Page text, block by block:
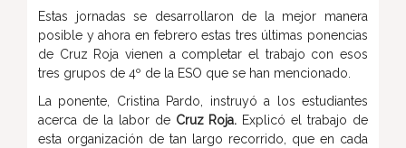
Estas jornadas se desarrollaron de la mejor manera
posible y ahora en febrero estas tres últimas ponencias
de Cruz Roja vienen a completar el trabajo con esos
tres grupos de 4º de la ESO que se han mencionado.
La ponente, Cristina Pardo, instruyó a los estudiantes
acerca de la labor de Cruz Roja. Explicó el trabajo de
esta organización de tan largo recorrido, que en cada